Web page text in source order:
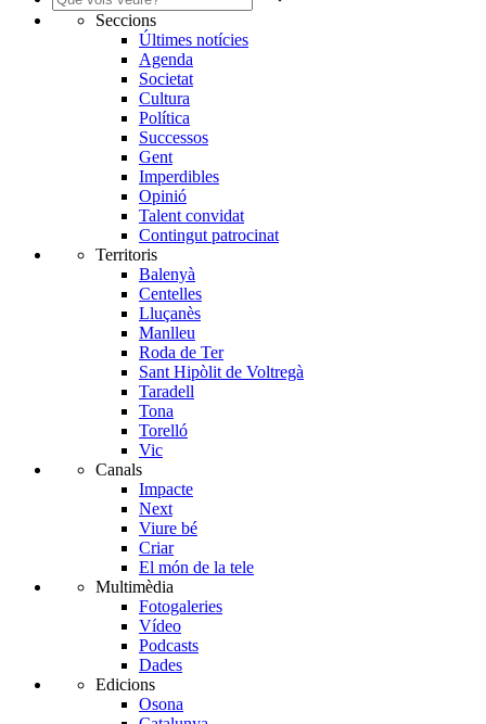
Seccions
Últimes notícies
Agenda
Societat
Cultura
Política
Successos
Gent
Imperdibles
Opinió
Talent convidat
Contingut patrocinat
Territoris
Balenyà
Centelles
Lluçanès
Manlleu
Roda de Ter
Sant Hipòlit de Voltregà
Taradell
Tona
Torelló
Vic
Canals
Impacte
Next
Viure bé
Criar
El món de la tele
Multimèdia
Fotogaleries
Vídeo
Podcasts
Dades
Edicions
Osona